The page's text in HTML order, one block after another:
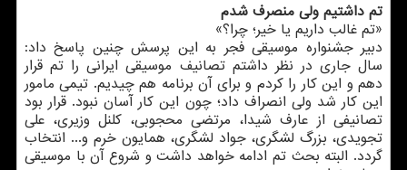
تم داشتیم ولی منصرف شدم
«تم غالب داریم یا خیر؛ چرا؟»
دبیر جشنواره موسیقی فجر به این پرسش چنین پاسخ داد:
سال جاری در نظر داشتم تصانیف موسیقی ایرانی را تم قرار
دهم و این كار را كردم و برای آن برنامه هم چیدیم. تیمی مامور
این كار شد ولی انصراف داد؛ چون این كار آسان نبود. قرار بود
تصانیفی از عارف شیدا، مرتضی محجوبی، كلنل وزیری، علی
تجویدی، بزرگ لشگری، جواد لشگری، همایون خرم و... انتخاب
گردد. البته بحث تم ادامه خواهد داشت و شروع آن با موسیقی